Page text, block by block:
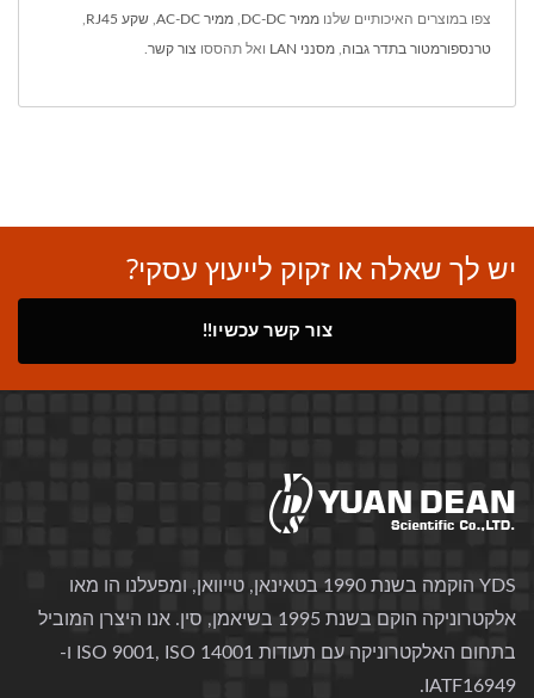
צפו במוצרים האיכותיים שלנו ממיר DC-DC ממיר AC-DC שקע RJ45
טרנספורמטור בתדר גבוה מסנני LAN ואל תהססו צור קשר
יש לך שאלה או זקוק לייעוץ עסקי?
צור קשר עכשיו!!
YDS הוקמה בשנת 1990 בטאינאן, טייוואן, ומפעלנו הו מאו
אלקטרוניקה הוקם בשנת 1995 בשיאמן, סין. אנו היצרן המוביל
בתחום האלקטרוניקה עם תעודות ISO 9001, ISO 14001 ו-
IATF16949.